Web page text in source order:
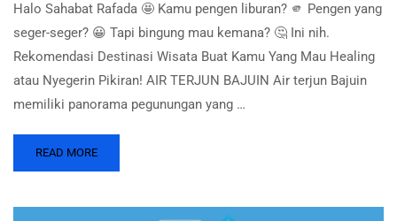
Halo Sahabat Rafada 🤩 Kamu pengen liburan? 🫵 Pengen yang
seger-seger? 😀 Tapi bingung mau kemana? 🤔 Ini nih.
Rekomendasi Destinasi Wisata Buat Kamu Yang Mau Healing
atau Nyegerin Pikiran! AIR TERJUN BAJUIN Air terjun Bajuin
memiliki panorama pegunungan yang …
READ MORE